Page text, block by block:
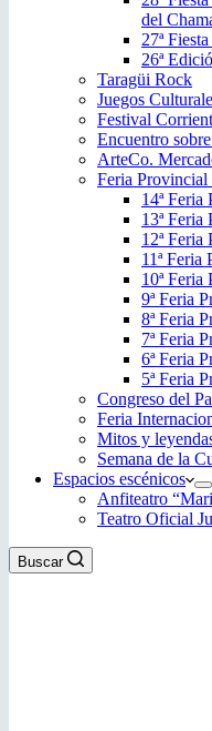
del
27ª
26ª
Taragüi Rock
Juegos
Festival
Encuentro
ArteCo.
Feria
14ª
13ª
12ª
11ª
10ª
9ª Feria
8ª Feria
7ª Feria
6ª Feria
5ª Feria
Congreso del
Feria
Mitos y
Semana de la
Espacios escénicos
Anfiteatro
Teatro Oficial
Buscar